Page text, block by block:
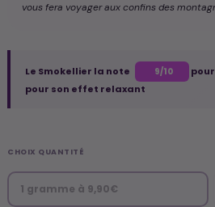
vous fera voyager aux confins des
Le Smokellier la note 9/10
pour son effet relaxant
CHOIX QUANTITÉ
1 gramme à 9,90€